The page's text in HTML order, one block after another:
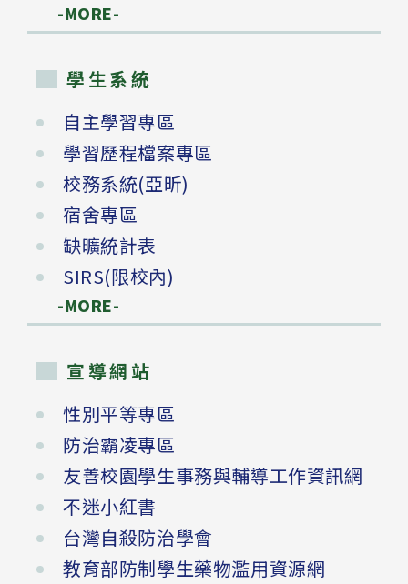
-MORE-
學生系統
自主學習專區
學習歷程檔案專區
校務系統(亞昕)
宿舍專區
缺曠統計表
SIRS(限校內)
-MORE-
宣導網站
性別平等專區
防治霸凌專區
友善校園學生事務與輔導工作資訊網
不迷小紅書
台灣自殺防治學會
教育部防制學生藥物濫用資源網